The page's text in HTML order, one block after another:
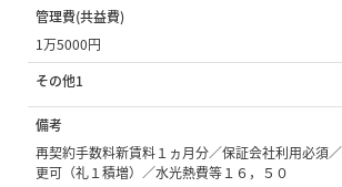
管理費(共益費)
1万5000円
その他1
備考
再契約手数料新賃料１ヵ月分／保証会社利用必須
更可（礼１積増）／水光熱費等１６，５０